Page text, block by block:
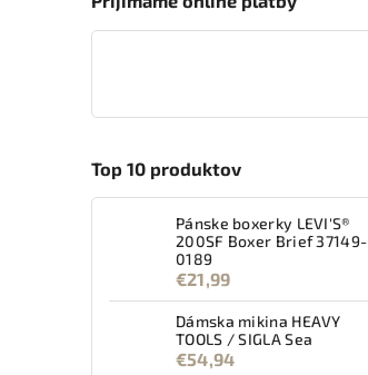
Top 10 produktov
Pánske boxerky LEVI'S®
200SF Boxer Brief 37149-
0189
€21,99
Dámska mikina HEAVY
TOOLS / SIGLA Sea
€54,94